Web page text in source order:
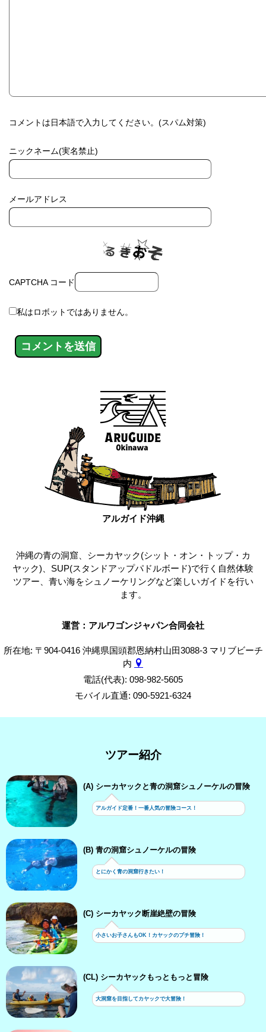
コメントは日本語で入力してください。(スパム対策)
ニックネーム(実名禁止)
メールアドレス
CAPTCHA コード
私はロボットではありません。
アルガイド沖縄
沖縄の青の洞窟、シーカヤック(シット・オン・トップ・カ
ヤック)、SUP(スタンドアップパドルボード)で行く自然体験
ツアー、青い海をシュノーケリングなど楽しいガイドを行い
ます。
運営：アルワゴンジャパン合同会社
所在地: 〒904-0416 沖縄県国頭郡恩納村山田3088-3 マリブビーチ
内
電話(代表): 098-982-5605
モバイル直通: 090-5921-6324
ツアー紹介
(A) シーカヤックと青の洞窟シュノーケルの冒険
アルガイド定番！一番人気の冒険コース！
(B) 青の洞窟シュノーケルの冒険
とにかく青の洞窟行きたい！
(C) シーカヤック断崖絶壁の冒険
小さいお子さんもOK！カヤックのプチ冒険！
(CL) シーカヤックもっともっと冒険
大洞窟を目指してカヤックで大冒険！